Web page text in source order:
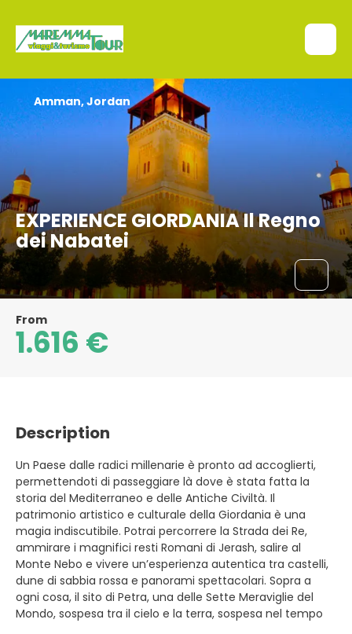
EXPERIENCE GIORDANIA Il Regno
dei Nabatei
Amman, Jordan
From
1.616 €
Description
Un Paese dalle radici millenarie è pronto ad accoglierti,
permettendoti di passeggiare là dove è stata fatta la
storia del Mediterraneo e delle Antiche Civiltà. Il
patrimonio artistico e culturale della Giordania è una
magia indiscutibile. Potrai percorrere la Strada dei Re,
ammirare i magnifici resti Romani di Jerash, salire al
Monte Nebo e vivere un’esperienza autentica tra castelli,
dune di sabbia rossa e panorami spettacolari. Sopra a
ogni cosa, il sito di Petra, una delle Sette Meraviglie del
Mondo, sospesa tra il cielo e la terra, sospesa nel tempo